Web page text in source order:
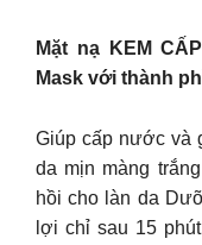
Mặt nạ KEM
Mask với thành
Giúp cấp nước và
da mịn màng
hồi cho làn da
lợi chỉ sau 15